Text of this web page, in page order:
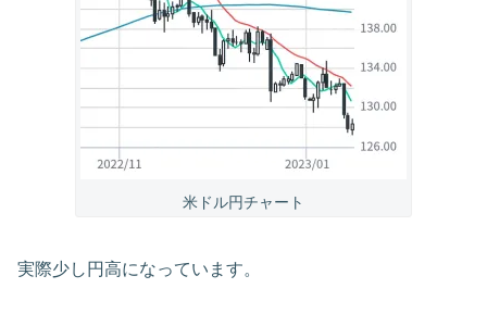
米ドル円チャート
実際少し円高になっています。